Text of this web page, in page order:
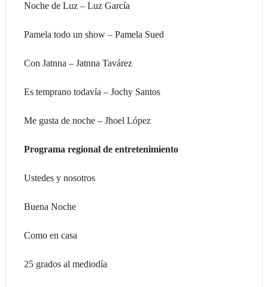
Noche de Luz – Luz García
Pamela todo un show – Pamela Sued
Con Jatnna – Jatnna Tavárez
Es temprano todavía – Jochy Santos
Me gusta de noche – Jhoel López
Programa regional de entretenimiento
Ustedes y nosotros
Buena Noche
Como en casa
25 grados al mediodía